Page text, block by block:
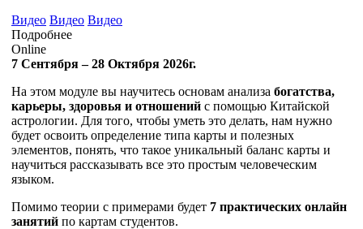
Видео Видео Видео
Подробнее
Online
7 Сентября – 28 Октября 2026г.
На этом модуле вы научитесь основам анализа богатства,
карьеры, здоровья и отношений с помощью Китайской
астрологии. Для того, чтобы уметь это делать, нам нужно
будет освоить определение типа карты и полезных
элементов, понять, что такое уникальный баланс карты и
научиться рассказывать все это простым человеческим
языком.
Помимо теории с примерами будет 7 практических онлайн
занятий по картам студентов.